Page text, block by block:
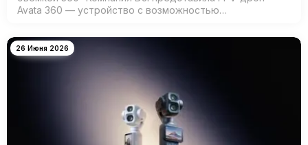
Avata 360 — устройство с возможностью
иммерсивных видео. Модель создана для:…
26 Июня 2026